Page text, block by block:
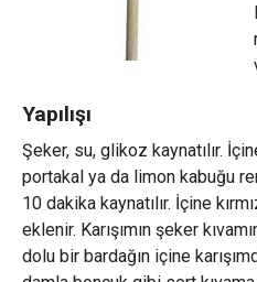
Yapılışı
Şeker, su, glikoz kaynatılır.
portakal ya da limon kabuğu
10 dakika kaynatılır. İçine
eklenir. Karışımın şeker
dolu bir bardağın içine